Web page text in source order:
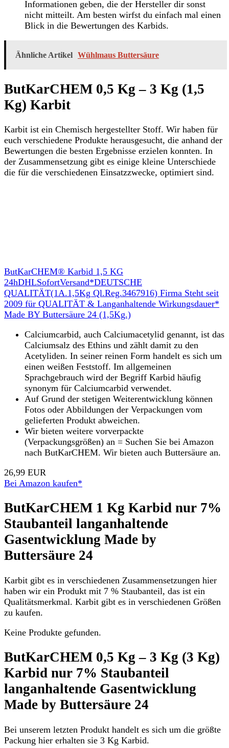
Informationen geben, die der Hersteller dir sonst
nicht mitteilt. Am besten wirfst du einfach mal einen
Blick in die Bewertungen des Karbids.
Ähnliche Artikel Wühlmaus Buttersäure
ButKarCHEM 0,5 Kg – 3 Kg (1,5
Kg) Karbit
Karbit ist ein Chemisch hergestellter Stoff. Wir haben für
euch verschiedene Produkte herausgesucht, die anhand der
Bewertungen die besten Ergebnisse erzielen konnten. In
der Zusammensetzung gibt es einige kleine Unterschiede
die für die verschiedenen Einsatzzwecke, optimiert sind.
ButKarCHEM® Karbid 1,5 KG
24hDHLSofortVersand*DEUTSCHE
QUALITÄT(1A.1,5Kg Ql.Reg.3467916) Firma Steht seit
2009 für QUALITÄT & Langanhaltende Wirkungsdauer*
Made BY Buttersäure 24 (1,5Kg.)
Calciumcarbid, auch Calciumacetylid genannt, ist das
Calciumsalz des Ethins und zählt damit zu den
Acetyliden. In seiner reinen Form handelt es sich um
einen weißen Feststoff. Im allgemeinen
Sprachgebrauch wird der Begriff Karbid häufig
synonym für Calciumcarbid verwendet.
Auf Grund der stetigen Weiterentwicklung können
Fotos oder Abbildungen der Verpackungen vom
gelieferten Produkt abweichen.
Wir bieten weitere vorverpackte
(Verpackungsgrößen) an = Suchen Sie bei Amazon
nach ButKarCHEM. Wir bieten auch Buttersäure an.
26,99 EUR
Bei Amazon kaufen*
ButKarCHEM 1 Kg Karbid nur 7%
Staubanteil langanhaltende
Gasentwicklung Made by
Buttersäure 24
Karbit gibt es in verschiedenen Zusammensetzungen hier
haben wir ein Produkt mit 7 % Staubanteil, das ist ein
Qualitätsmerkmal. Karbit gibt es in verschiedenen Größen
zu kaufen.
Keine Produkte gefunden.
ButKarCHEM 0,5 Kg – 3 Kg (3 Kg)
Karbid nur 7% Staubanteil
langanhaltende Gasentwicklung
Made by Buttersäure 24
Bei unserem letzten Produkt handelt es sich um die größte
Packung hier erhalten sie 3 Kg Karbid.